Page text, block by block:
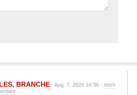
, BRANCHE - Aug. 7, 2026 14:36 - noch